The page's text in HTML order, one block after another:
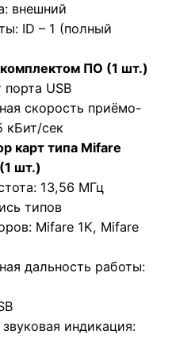
внешний
ID – 1 (полный
ПО (1 шт.)
порта USB
скорость приёмо-
кБит/сек
карт типа Mifare
шт.)
13,56 МГц
типов
Mifare 1K, Mifare
дальность работы:
индикация: